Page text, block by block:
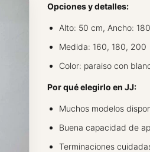
Opciones y detalles:
Alto: 50 cm, Ancho:
Medida: 160, 180, 200
Color: paraiso con
Por qué elegirlo en JJ:
Muchos modelos
Buena capacidad de
Terminaciones